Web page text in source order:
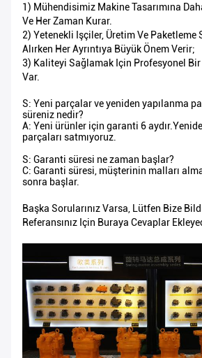
1) Mühendisimiz Makine Tasarımına
Ve Her Zaman Kurar.
2) Yetenekli Işçiler, Üretim Ve Paketleme
Alırken Her Ayrıntıya Büyük Önem Verir;
3) Kaliteyi Sağlamak Için Profesyonel
Var.
S: Yeni parçalar ve yeniden yapılanma
süreniz nedir?
A: Yeni ürünler için garanti 6
parçaları satmıyoruz.
S: Garanti süresi ne zaman başlar?
C: Garanti süresi, müşterinin malları
sonra başlar.
Başka Sorularınız Varsa, Lütfen Bize
Referansınız Için Buraya Cevaplar